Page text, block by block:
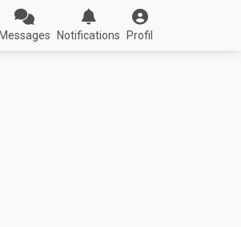
Messages Notifications Profil